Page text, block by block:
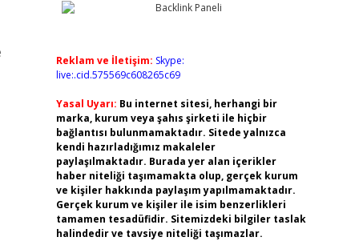
Reklam ve İletişim: Skype:
live:.cid.575569c608265c69
Yasal Uyarı: Bu internet sitesi, herhangi bir
marka, kurum veya şahıs şirketi ile hiçbir
bağlantısı bulunmamaktadır. Sitede yalnızca
kendi hazırladığımız makaleler
paylaşılmaktadır. Burada yer alan içerikler
haber niteliği taşımamakta olup, gerçek kurum
ve kişiler hakkında paylaşım yapılmamaktadır.
Gerçek kurum ve kişiler ile isim benzerlikleri
tamamen tesadüfidir. Sitemizdeki bilgiler taslak
halindedir ve tavsiye niteliği taşımazlar.